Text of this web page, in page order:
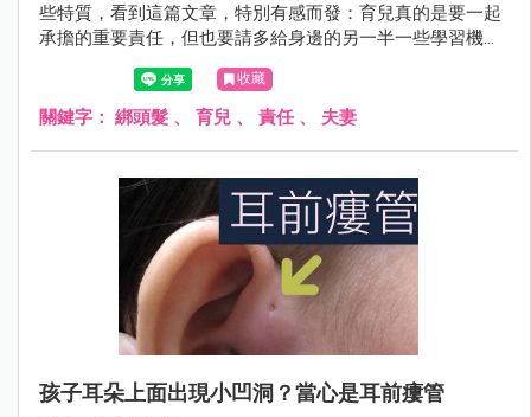
些特質，看到這篇文章，特別有感而發：育兒真的是要一起
承擔的重要責任，但也要請多給身邊的另一半一些學習機
會，雖然剛開始可能做得不夠好，但是多給機會另一半成
長，總是慢慢會看到成果的。
收藏
關鍵字： 綁頭髮 、 育兒 、 責任 、 夫妻
孩子耳朵上面出現小凹洞？當心是耳前瘻管